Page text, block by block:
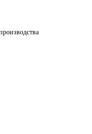
производства